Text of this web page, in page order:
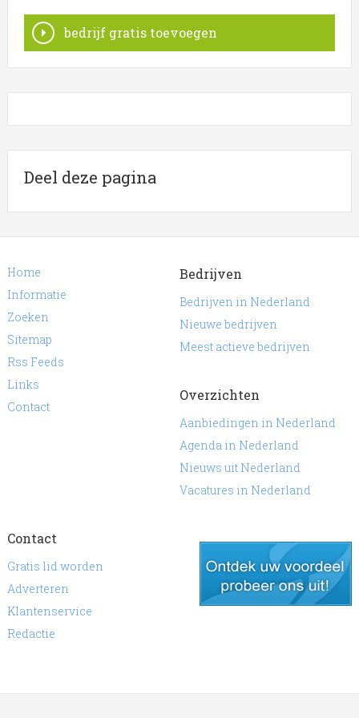
bedrijf gratis toevoegen
Deel deze pagina
Home
Informatie
Zoeken
Sitemap
Rss Feeds
Links
Contact
Bedrijven
Bedrijven in Nederland
Nieuwe bedrijven
Meest actieve bedrijven
Overzichten
Aanbiedingen in Nederland
Agenda in Nederland
Nieuws uit Nederland
Vacatures in Nederland
Contact
Gratis lid worden
Adverteren
Klantenservice
Redactie